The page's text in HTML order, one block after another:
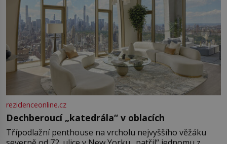
rezidenceonline.cz
Dechberoucí „katedrála“ v oblacích
Třípodlažní penthouse na vrcholu nejvyššího věžáku